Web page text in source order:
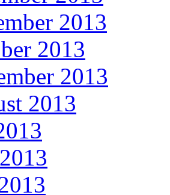
2013
2013
2013
2013